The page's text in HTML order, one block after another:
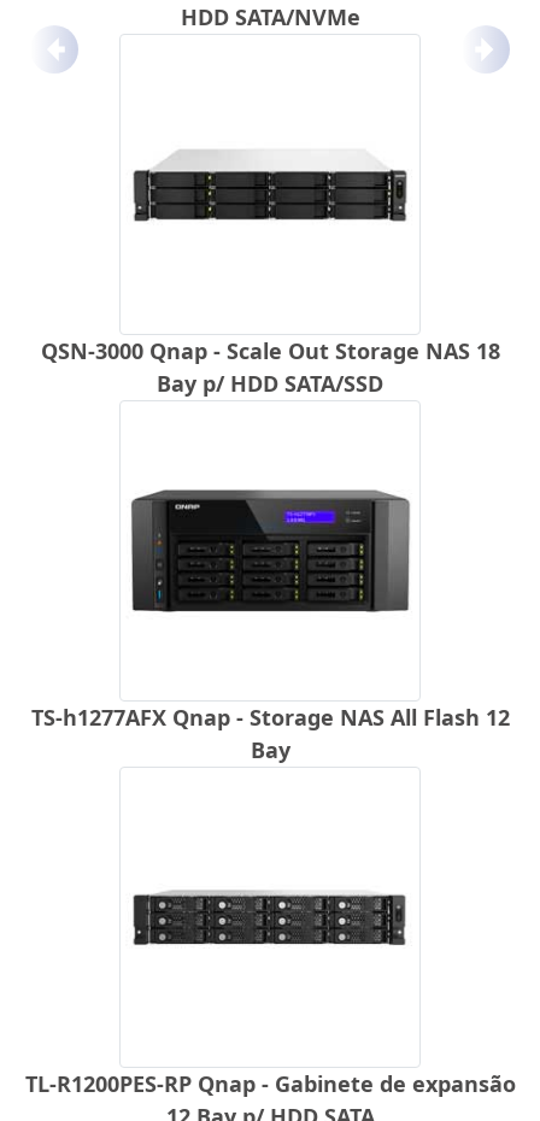
HDD SATA/NVMe
QSN-3000 Qnap - Scale Out Storage NAS 18
Bay p/ HDD SATA/SSD
TS-h1277AFX Qnap - Storage NAS All Flash 12
Bay
TL-R1200PES-RP Qnap - Gabinete de expansão
Anterior